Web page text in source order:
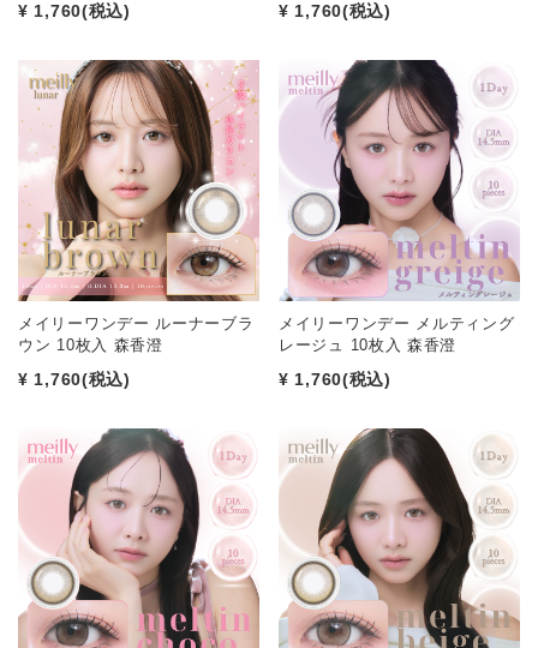
¥ 1,760(税込) ¥ 1,760(税込)
メイリーワンデー ルーナーブラ
ウン 10枚入 森香澄
¥ 1,760(税込)
メイリーワンデー メルティング
レージュ 10枚入 森香澄
¥ 1,760(税込)